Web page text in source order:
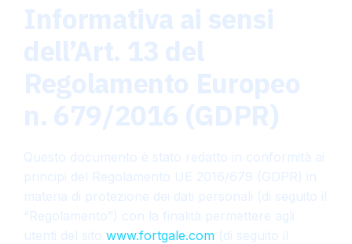
Informativa ai sensi
dell’Art. 13 del
Regolamento Europeo
n. 679/2016 (GDPR)
Questo documento è stato redatto in conformità ai
principi del Regolamento UE 2016/679 (GDPR) in
materia di protezione dei dati personali (di seguito il
“Regolamento”) con la finalità permettere agli
utenti del sito www.fortgale.com (di seguito il